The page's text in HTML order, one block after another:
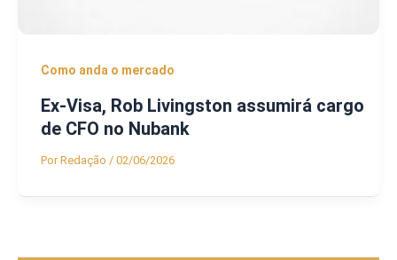
Como anda o mercado
Ex-Visa, Rob Livingston assumirá cargo
de CFO no Nubank
PorRedação / 02/06/2026